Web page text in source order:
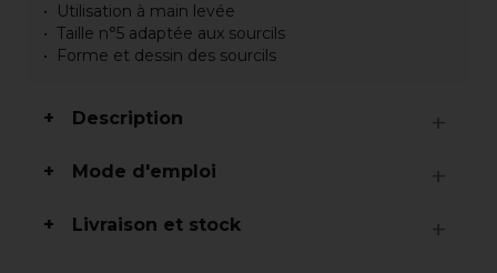
Utilisation à main levée
Taille n°5 adaptée aux sourcils
Forme et dessin des sourcils
Description
Mode d'emploi
Livraison et stock